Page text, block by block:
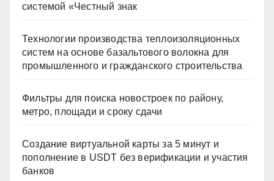
системой «Честный знак
Технологии производства теплоизоляционных
систем на основе базальтового волокна для
промышленного и гражданского строительства
Фильтры для поиска новостроек по району,
метро, площади и сроку сдачи
Создание виртуальной карты за 5 минут и
пополнение в USDT без верификации и участия
банков